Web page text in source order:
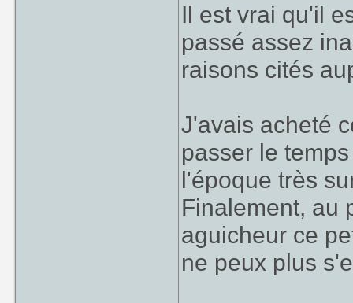
Il est vrai qu'il
passé assez
raisons cités
J'avais acheté
passer le
l'époque très
Finalement, au
aguicheur ce
ne peux plus